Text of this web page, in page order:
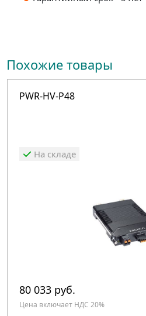
Похожие товары
PWR-HV-P48
На складе
80 033 руб.
Цена включает НДС 20%